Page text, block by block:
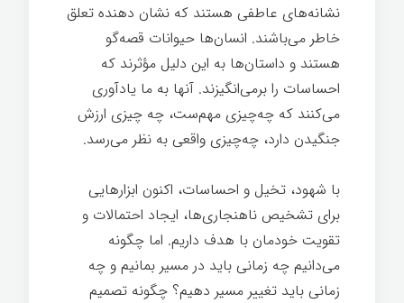
نشانه‌های عاطفی هستند که نشان دهنده‌ تعلق
خاطر می‌باشند. انسان‌ها حیوانات قصه‌گو
هستند و داستان‌ها به این دلیل مؤثرند که
احساسات را برمی‌انگیزند. آنها به ما یادآوری
می‌کنند که چه‌چیزی مهم‌ست، چه چیزی ارزش
جنگیدن دارد، چه‌چیزی واقعی به نظر می‌رسد.
با شهود، تخیل و احساسات، اکنون ابزارهایی
برای تشخیص ناهنجاری‌ها، ایجاد احتمالات و
تقویت خودمان با هدف داریم. اما چگونه
می‌دانیم چه زمانی باید در مسیر بمانیم و چه
زمانی باید تغییر مسیر دهیم؟ چگونه تصمیم